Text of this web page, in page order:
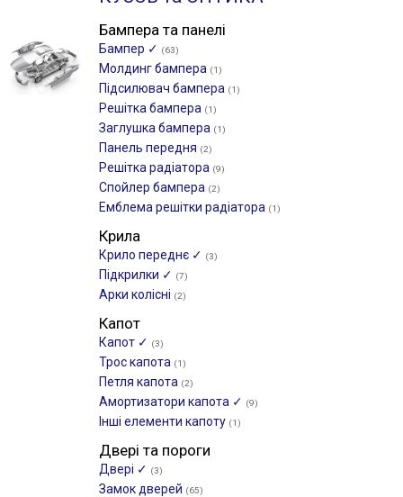
Бампера та панелі
Бампер ✓ (63)
Молдинг бампера (1)
Підсилювач бампера (1)
Решітка бампера (1)
Заглушка бампера (1)
Панель передня (2)
Решітка радіатора (9)
Спойлер бампера (2)
Емблема решітки радіатора (1)
Крила
Крило переднє ✓ (3)
Підкрилки ✓ (7)
Арки колісні (2)
Капот
Капот ✓ (3)
Трос капота (1)
Петля капота (2)
Амортизатори капота ✓ (9)
Інші елементи капоту (1)
Двері та пороги
Двері ✓ (3)
Замок дверей (65)